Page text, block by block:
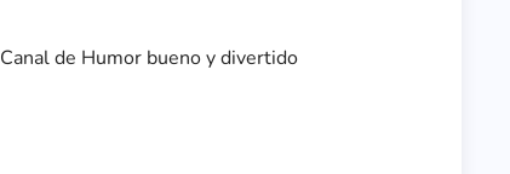
Canal de Humor bueno y divertido